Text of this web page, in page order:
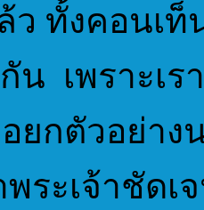
ว ทั้งคอนเ
น เพราะเ
กตัวอย่าง
ระเจ้าชัดเ